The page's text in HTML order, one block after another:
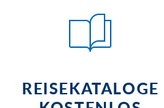
REISEKATALOGE